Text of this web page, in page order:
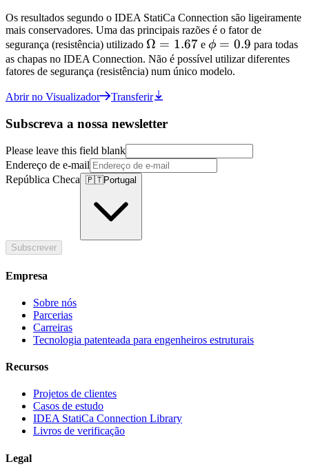
Os resultados segundo o IDEA StatiCa Connection são ligeiramente
mais conservadores. Uma das principais razões é o fator de
segurança (resistência) utilizado \Omega=1.67
Ω = 1.67e \phi=0.9
ϕ = 0.9 para todas
as chapas no IDEA Connection. Não é possível utilizar diferentes
fatores de segurança (resistência) num único modelo.
Abrir no Visualizador Transferir
Subscreva a nossa newsletter
Please leave this field blank
Endereço de e-mail
República Checa 🇵🇹Portugal
Subscrever
Empresa
Sobre nós
Parcerias
Carreiras
Tecnologia patenteada para engenheiros estruturais
Recursos
Projetos de clientes
Casos de estudo
IDEA StatiCa Connection Library
Livros de verificação
Legal